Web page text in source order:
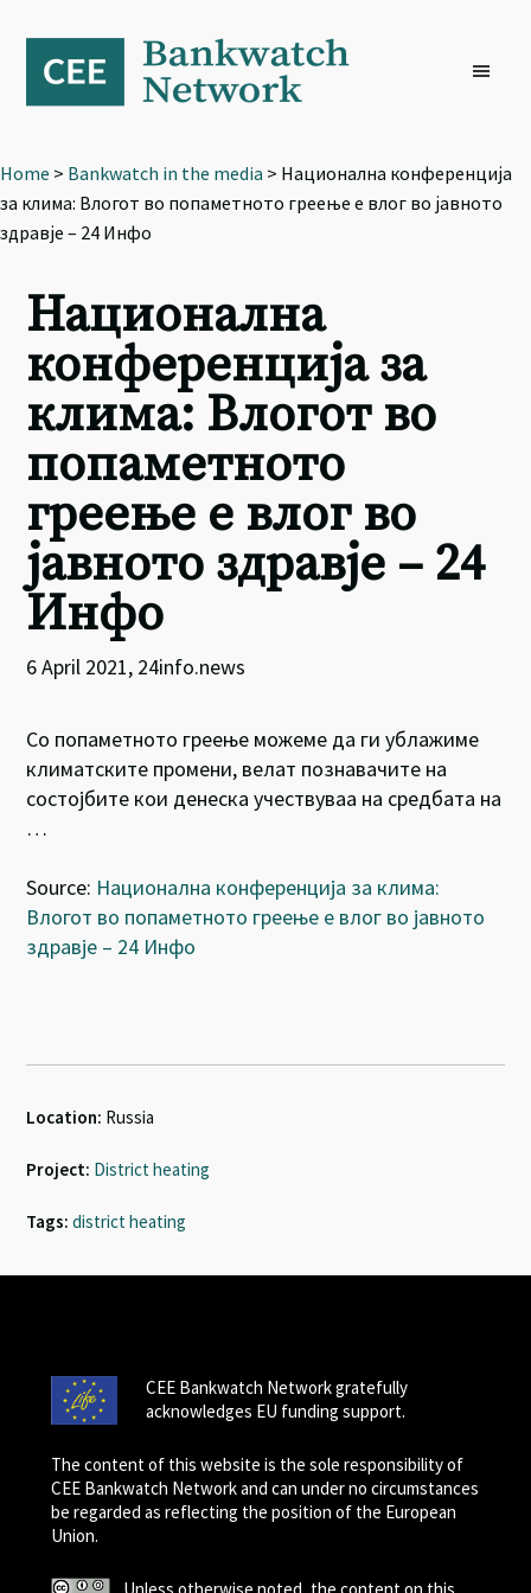
primary
navigation
content
footer
Home > Bankwatch in the media > Национална конференција
за клима: Влогот во попаметното греење е влог во јавното
здравје – 24 Инфо
Национална
конференција за
клима: Влогот во
попаметното
греење е влог во
јавното здравје – 24
Инфо
6 April 2021, 24info.news
Со попаметното греење можеме да ги ублажиме
климатските промени, велат познавачите на
состојбите кои денеска учествуваа на средбата на
…
Source: Национална конференција за клима:
Влогот во попаметното греење е влог во јавното
здравје – 24 Инфо
Location: Russia
Project: District heating
Tags: district heating
CEE Bankwatch Network gratefully
acknowledges EU funding support.
The content of this website is the sole responsibility of
CEE Bankwatch Network and can under no circumstances
be regarded as reflecting the position of the European
Union.